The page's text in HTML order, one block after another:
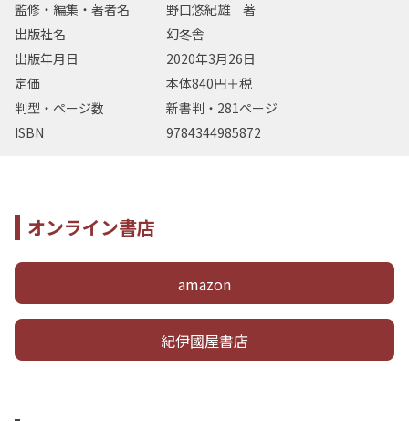
監修・編集・著者名
野口悠紀雄 著
出版社名
幻冬舎
出版年月日
2020年3月26日
定価
本体840円＋税
判型・ページ数
新書判・281ページ
ISBN
9784344985872
オンライン書店
amazon
紀伊國屋書店